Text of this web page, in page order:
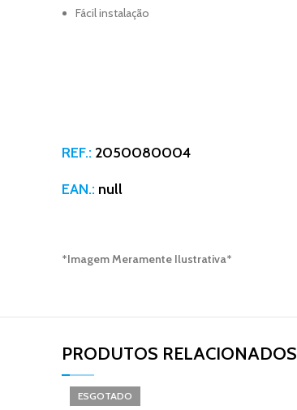
Fácil instalação
REF.: 2050080004
EAN.: null
*Imagem Meramente Ilustrativa*
PRODUTOS RELACIONADOS​
ESGOTADO